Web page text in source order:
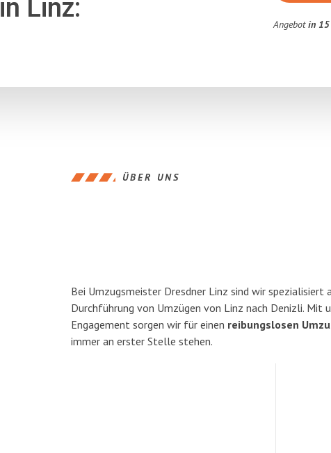
in Linz: Angebotin
ÜBER UNS
Bei Umzugsmeister Dresdner Linz sind wir spezialisiert
Durchführung von Umzügen von Linz nach Denizli. Mit
Engagement sorgen wir für einen reibungslosen
immer an erster Stelle stehen.